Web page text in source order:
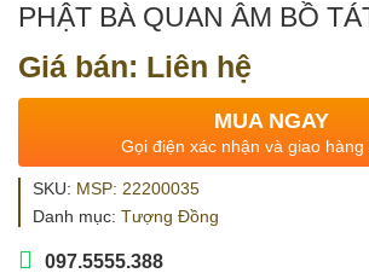
PHẬT BÀ QUAN ÂM BỒ
Giá bán: Liên hệ
MUA NGAY
Gọi điện xác nhận và giao hàng
SKU: MSP: 22200035
Danh mục: Tượng Đồng
097.5555.388